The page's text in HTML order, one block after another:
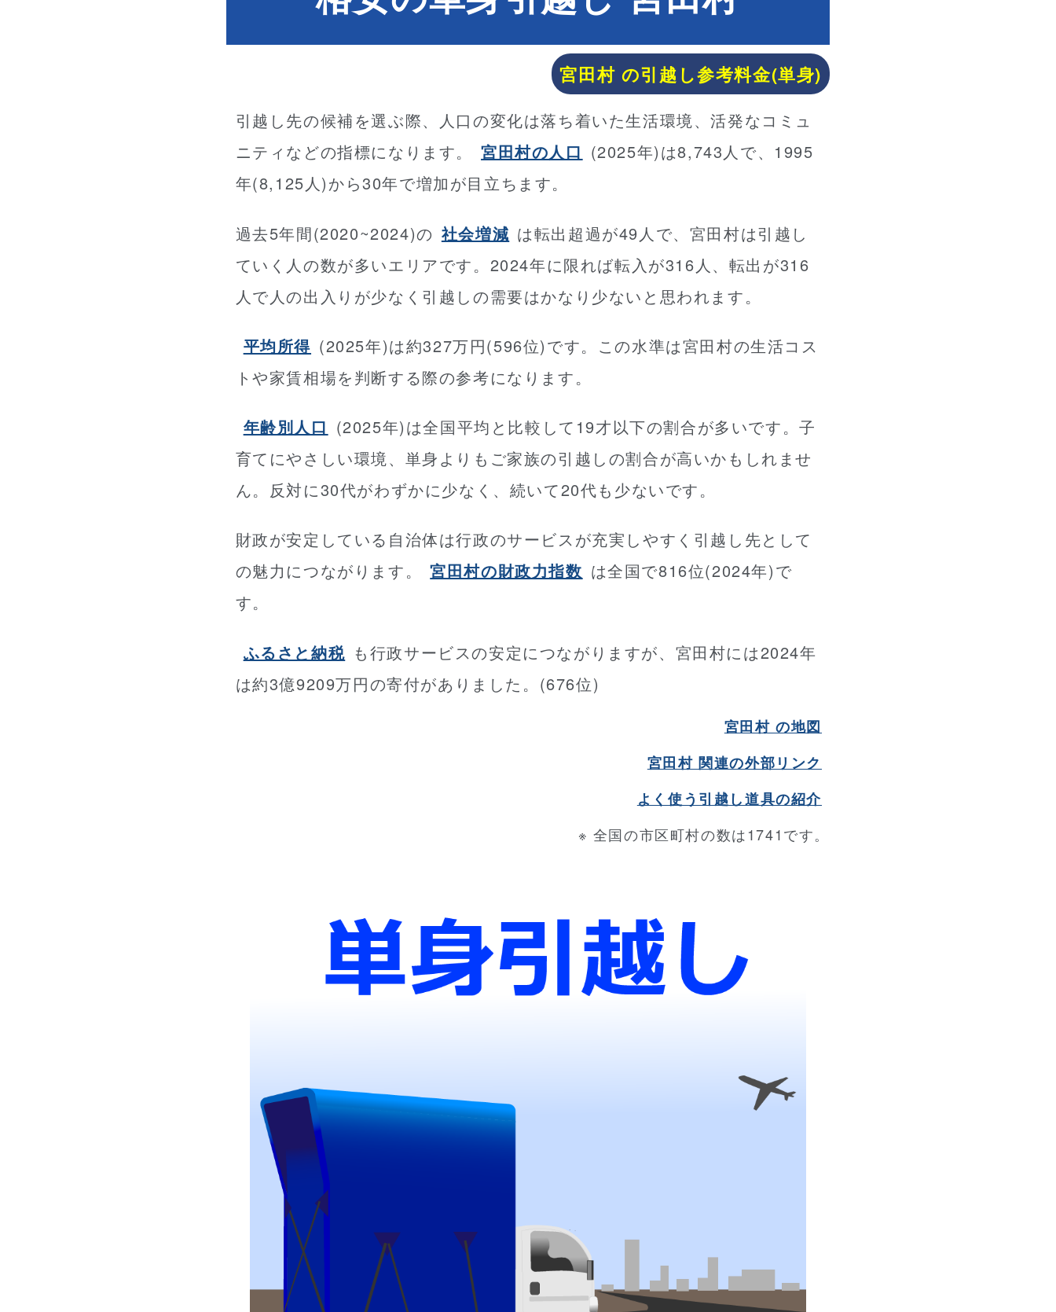
宮田村 の引越し参考料金(単身)
引越し先の候補を選ぶ際、人口の変化は落ち着いた生活環境、活発なコミュ
ニティなどの指標になります。
宮田村の人口 (2025年)は8,743人で、1995
年(8,125人)から30年で増加が目立ちます。
過去5年間(2020~2024)の 社会増減 は転出超過が49人で、宮田村は引越し
ていく人の数が多いエリアです。2024年に限れば転入が316人、転出が316
人で人の出入りが少なく引越しの需要はかなり少ないと思われます。
平均所得 (2025年)は約327万円(596位)です。この水準は宮田村の生活コス
トや家賃相場を判断する際の参考になります。
年齢別人口 (2025年)は全国平均と比較して19才以下の割合が多いです。子
育てにやさしい環境、単身よりもご家族の引越しの割合が高いかもしれませ
ん。反対に30代がわずかに少なく、続いて20代も少ないです。
財政が安定している自治体は行政のサービスが充実しやすく引越し先として
の魅力につながります。
宮田村の財政力指数 は全国で816位(2024年)で
す。
ふるさと納税 も行政サービスの安定につながりますが、宮田村には2024年
は約3億9209万円の寄付がありました。(676位)
宮田村 の地図
宮田村 関連の外部リンク
よく使う引越し道具の紹介
※ 全国の市区町村の数は1741です。